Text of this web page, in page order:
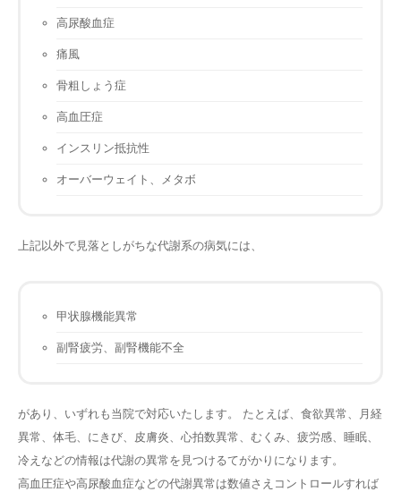
高尿酸血症
痛風
骨粗しょう症
高血圧症
インスリン抵抗性
オーバーウェイト、メタボ
上記以外で見落としがちな代謝系の病気には、
甲状腺機能異常
副腎疲労、副腎機能不全
があり、いずれも当院で対応いたします。 たとえば、食欲異常、月経
異常、体毛、にきび、皮膚炎、心拍数異常、むくみ、疲労感、睡眠、
冷えなどの情報は代謝の異常を見つけるてがかりになります。
高血圧症や高尿酸血症などの代謝異常は数値さえコントロールすれば